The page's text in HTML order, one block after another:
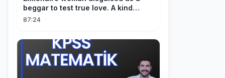
beggar to test true love. A kind
guard helped her and got rewarded!
87:24